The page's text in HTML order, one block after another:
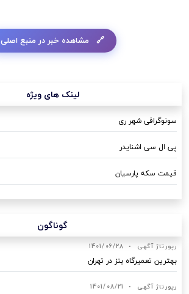
مشاهده خبر در منبع اصلی
لینک های ویژه
سونوگرافی شهر ری
پی ال سی اشنایدر
قیمت سکه پارسیان
گوناگون
رپورتاژ آگهی •
1401/06/28
بهترین تعمیرگاه بنز در تهران
رپورتاژ آگهی •
1401/08/21